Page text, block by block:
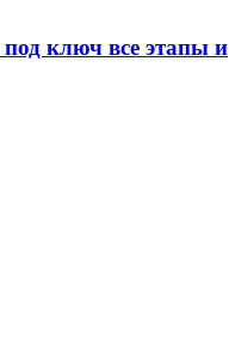
ключ все этапы и